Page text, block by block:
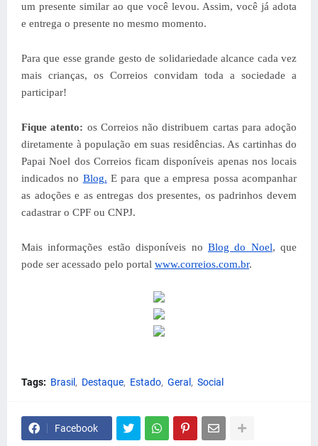
um presente similar ao que você levou. Assim, você já adota
e entrega o presente no mesmo momento.
Para que esse grande gesto de solidariedade alcance cada vez
mais crianças, os Correios convidam toda a sociedade a
participar!
Fique atento: os Correios não distribuem cartas para adoção
diretamente à população em suas residências. As cartinhas do
Papai Noel dos Correios ficam disponíveis apenas nos locais
indicados no Blog. E para que a empresa possa acompanhar
as adoções e as entregas dos presentes, os padrinhos devem
cadastrar o CPF ou CNPJ.
Mais informações estão disponíveis no Blog do Noel, que
pode ser acessado pelo portal www.correios.com.br.
Tags: Brasil Destaque Estado Geral Social
Facebook